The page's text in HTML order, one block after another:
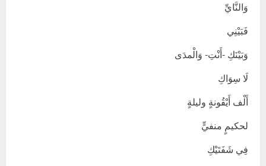
وَالنَّايِّ
فَبَيْنِي
وَبَيْنَكِ -أَنْتِ- وَالْمدَى
لَا سِوَاكِ
أَلْف أَيْقُونةٍ وليلةٍ
لحكيمٍ منفيٍّ
فِي شَفَتَيْكِ